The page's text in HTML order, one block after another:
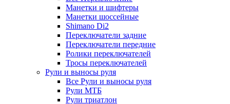
Манетки и шифтеры
Манетки шоссейные
Shimano Di2
Переключатели задние
Переключатели передние
Ролики переключателей
Тросы переключателей
Рули и выносы руля
Все Рули и выносы руля
Рули МТБ
Рули триатлон